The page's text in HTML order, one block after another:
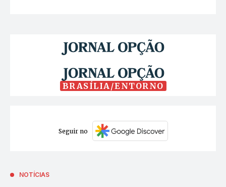
BRASÍLIA/ENTORNO
Seguir no
NOTÍCIAS